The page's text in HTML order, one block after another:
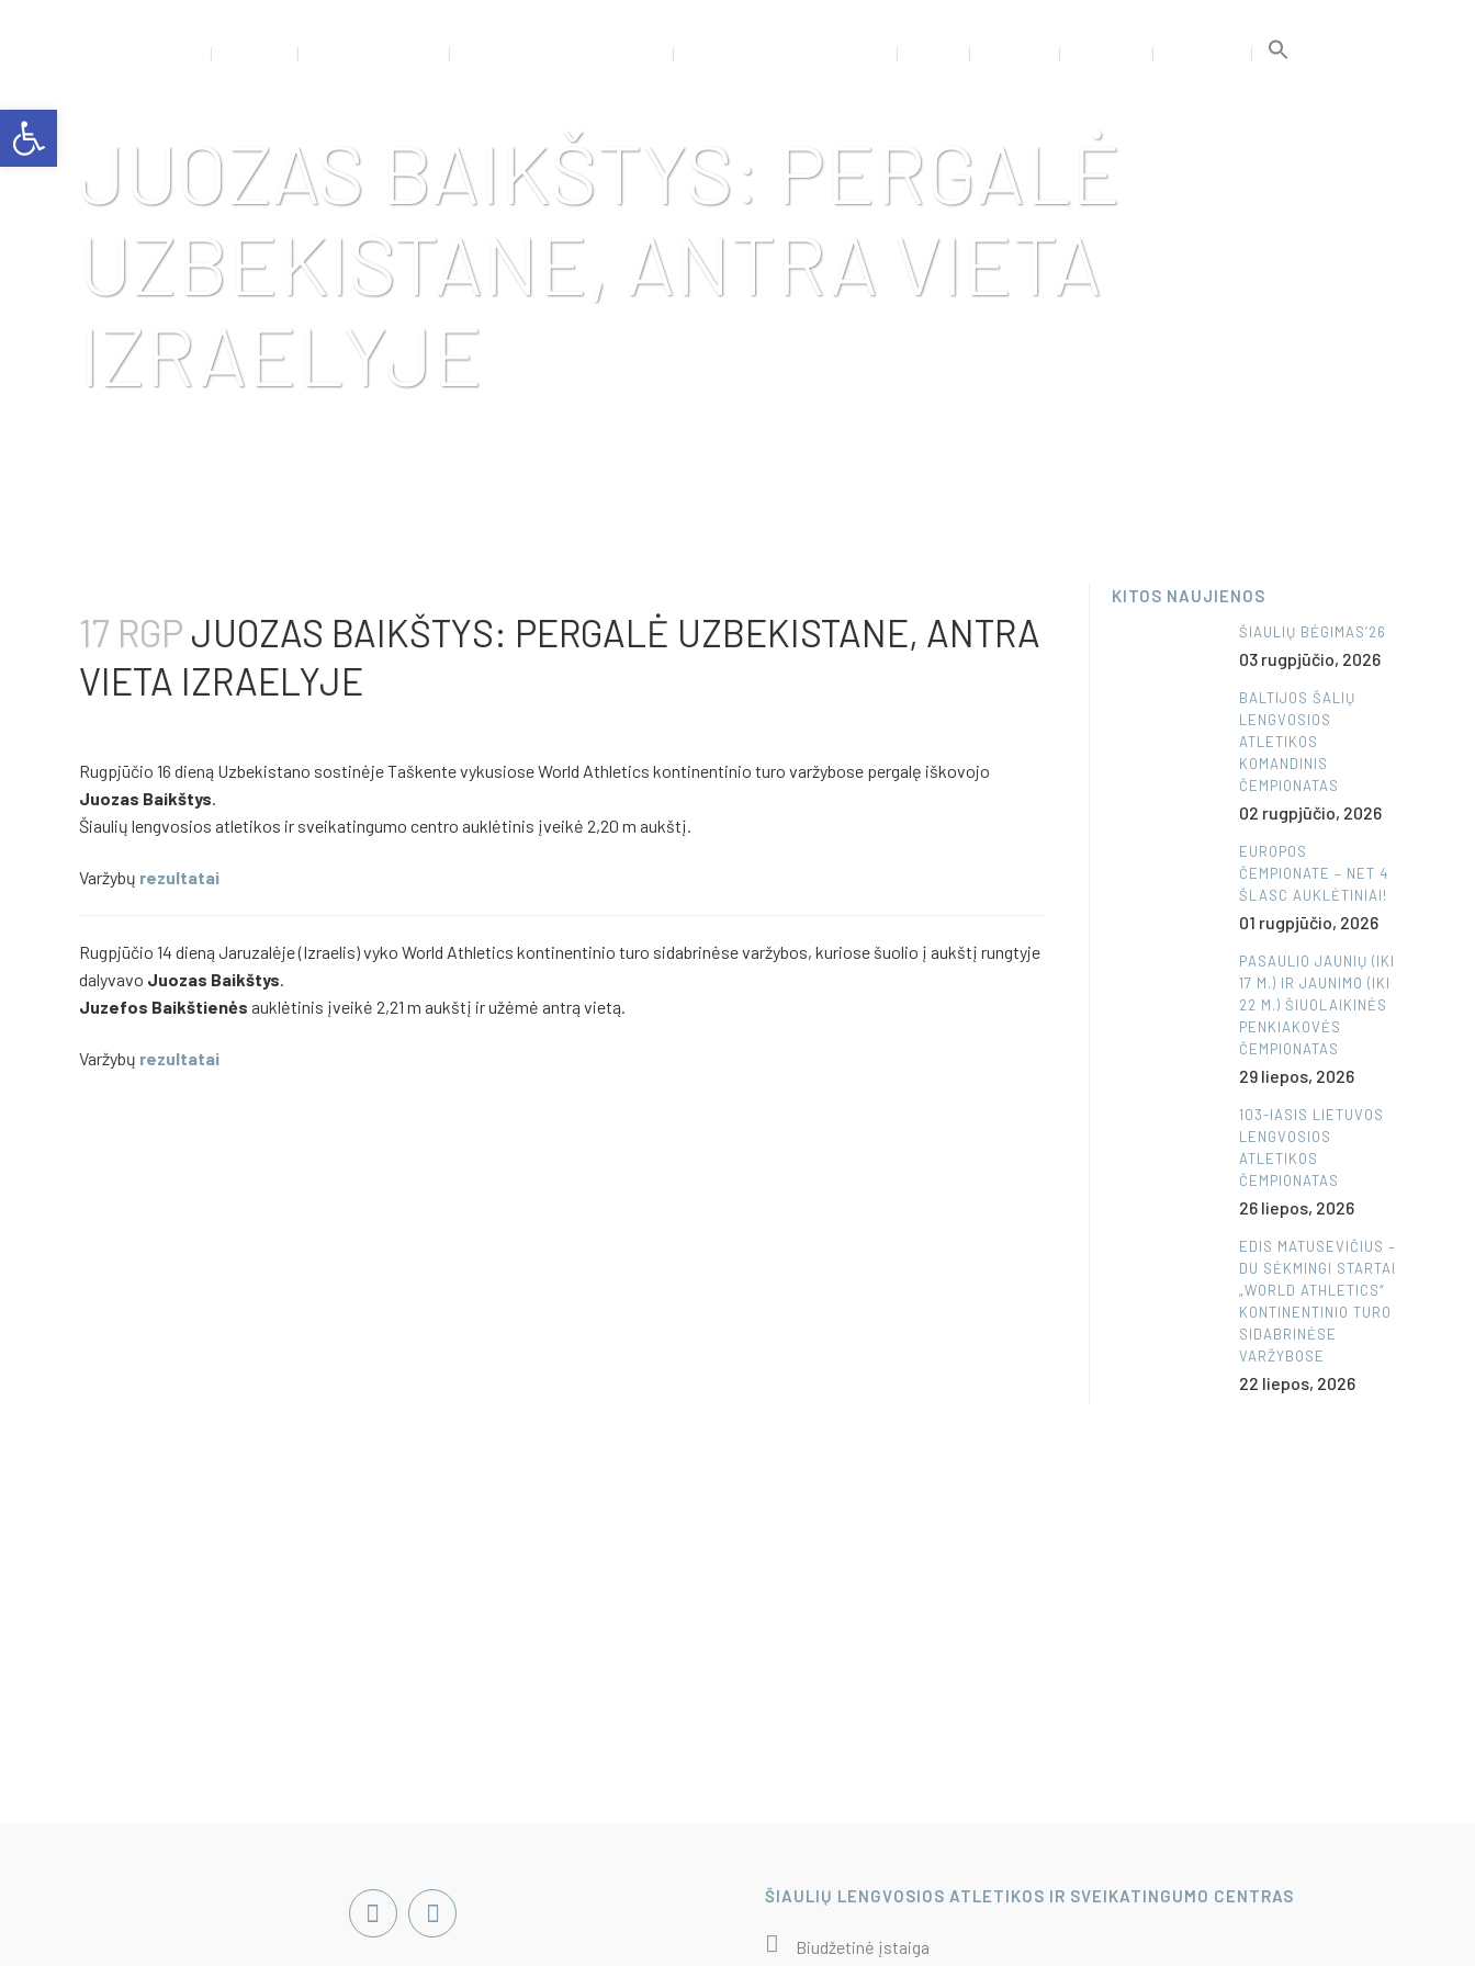
JUOZAS BAIKŠTYS: PERGALĖ
UZBEKISTANE, ANTRA VIETA
IZRAELYJE
17 RGP JUOZAS BAIKŠTYS: PERGALĖ UZBEKISTANE, ANTRA
VIETA IZRAELYJE
Rugpjūčio 16 dieną Uzbekistano sostinėje Taškente vykusiose World Athletics kontinentinio turo varžybose pergalę iškovojo
Juozas Baikštys.
Šiaulių lengvosios atletikos ir sveikatingumo centro auklėtinis įveikė 2,20 m aukštį.
Varžybų rezultatai
Rugpjūčio 14 dieną Jaruzalėje (Izraelis) vyko World Athletics kontinentinio turo sidabrinėse varžybos, kuriose šuolio į aukštį rungtyje
dalyvavo Juozas Baikštys.
Juzefos Baikštienės auklėtinis įveikė 2,21 m aukštį ir užėmė antrą vietą.
Varžybų rezultatai
KITOS NAUJIENOS
ŠIAULIŲ BĖGIMAS’26
03 rugpjūčio, 2026
BALTIJOS ŠALIŲ
LENGVOSIOS
ATLETIKOS
KOMANDINIS
ČEMPIONATAS
02 rugpjūčio, 2026
EUROPOS
ČEMPIONATE – NET 4
ŠLASC AUKLĖTINIAI!
01 rugpjūčio, 2026
PASAULIO JAUNIŲ (IKI
17 M.) IR JAUNIMO (IKI
22 M.) ŠIUOLAIKINĖS
PENKIAKOVĖS
ČEMPIONATAS
29 liepos, 2026
103-IASIS LIETUVOS
LENGVOSIOS
ATLETIKOS
ČEMPIONATAS
26 liepos, 2026
EDIS MATUSEVIČIUS –
DU SĖKMINGI STARTAI
„WORLD ATHLETICS“
KONTINENTINIO TURO
SIDABRINĖSE
VARŽYBOSE
22 liepos, 2026
ŠIAULIŲ LENGVOSIOS ATLETIKOS IR SVEIKATINGUMO CENTRAS
Biudžetinė įstaiga
Open toolbar